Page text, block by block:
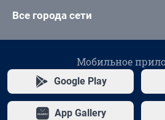
Все города сети
Мобильное
Google Play
App Gallery